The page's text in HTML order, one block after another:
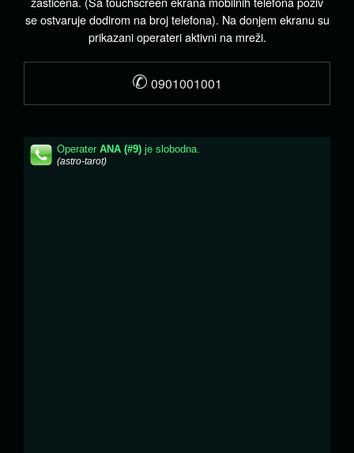
se ostvaruje dodirom na broj telefona). Na donjem ekranu su
prikazani operateri aktivni na mreži.
✆ 0901001001